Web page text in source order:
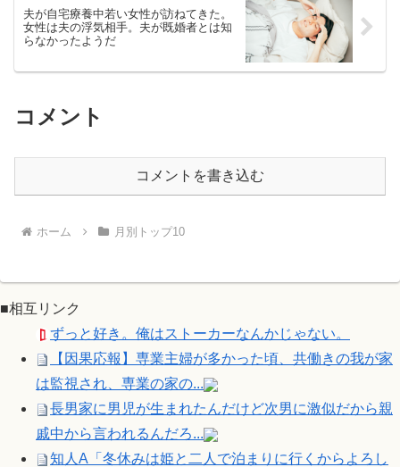
夫が自宅療養中若い女性が訪ねてきた。
女性は夫の浮気相手。夫が既婚者とは知
らなかったようだ
コメント
コメントを書き込む
ホーム 月別トップ10
■相互リンク
ずっと好き。俺はストーカーなんかじゃない。
【因果応報】専業主婦が多かった頃、共働きの我が家
は監視され、専業の家の...
長男家に男児が生まれたんだけど次男に激似だから親
戚中から言われるんだろ...
知人A「冬休みは姫と二人で泊まりに行くからよろし